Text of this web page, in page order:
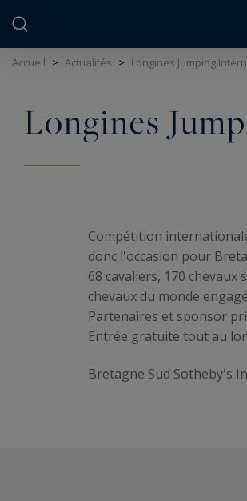
Accueil > Actualités > Longines Jumping
Longines
Compétition
donc l'occasion pour
68 cavaliers, 170
chevaux du monde
Partenaires et sponsor
Entrée gratuite tout au
Bretagne Sud Sotheby's